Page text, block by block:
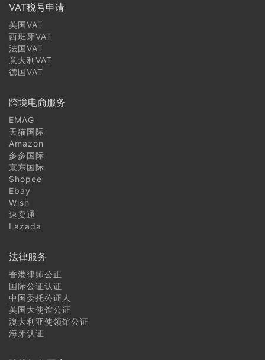
VAT税号申请
英国VAT
西班牙VAT
法国VAT
意大利VAT
德国VAT
跨境电商服务
EMAG
天猫国际
Amazon
多多国际
京东国际
Shopee
Ebay
Wish
速卖通
Lazada
法律服务
香港律师公正
国际公证认证
中国委托公证人
英国大使馆公证
澳大利亚使领馆公证
海牙认证